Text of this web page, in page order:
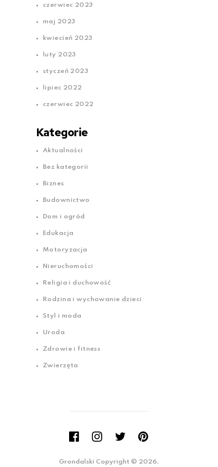
czerwiec 2023
maj 2023
kwiecień 2023
luty 2023
styczeń 2023
lipiec 2022
czerwiec 2022
Kategorie
Aktualności
Bez kategorii
Biznes
Budownictwo
Dom i ogród
Edukacja
Motoryzacja
Nieruchomości
Religia i duchowość
Rodzina i wychowanie dzieci
Styl i moda
Uroda
Zdrowie i fitness
Zwierzęta
Grondalski Copyright © 2026.